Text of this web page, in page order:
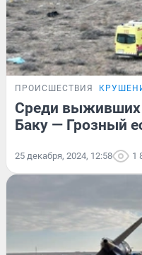
ПРОИСШЕСТВИЯ
Среди выживших
Баку — Грозный
25 декабря, 2024, 12:58 1